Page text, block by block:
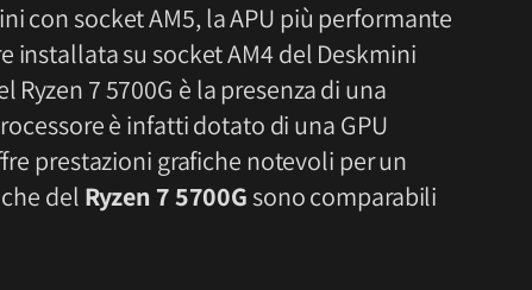
con socket AM5, la APU più performante
installata su socket AM4 del Deskmini
7 5700G è la presenza di una
è infatti dotato di una GPU
prestazioni grafiche notevoli per un
del Ryzen 7 5700Gsono comparabili